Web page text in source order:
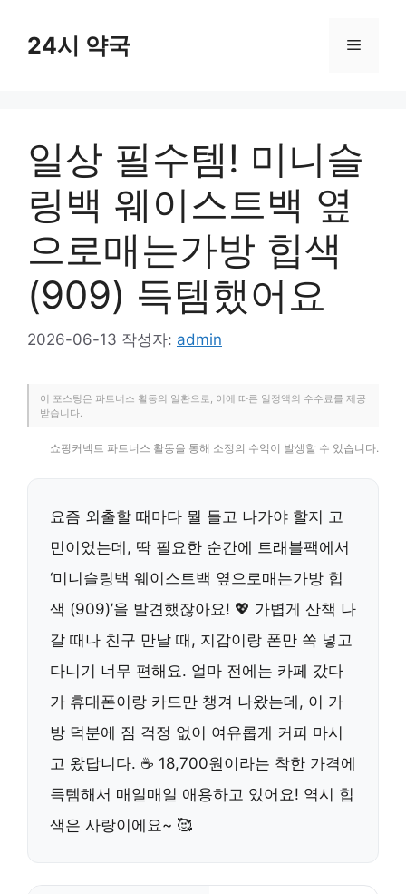
24시 약국 메
일상 필수템! 미니슬
링백 웨이스트백 옆
으로매는가방 힙색
(909) 득템했어요
2026-06-13 작성자: admin
이 포스팅은 파트너스 활동의 일환으로, 이에 따른 일정액의 수수료를 제공
받습니다.
쇼핑커넥트 파트너스 활동을 통해 소정의 수익이 발생할 수 있습니다.
요즘 외출할 때마다 뭘 들고 나가야 할지 고
민이었는데, 딱 필요한 순간에 트래블팩에서
‘미니슬링백 웨이스트백 옆으로매는가방 힙
색 (909)’을 발견했잖아요! 💖 가볍게 산책 나
갈 때나 친구 만날 때, 지갑이랑 폰만 쏙 넣고
다니기 너무 편해요. 얼마 전에는 카페 갔다
가 휴대폰이랑 카드만 챙겨 나왔는데, 이 가
방 덕분에 짐 걱정 없이 여유롭게 커피 마시
고 왔답니다. ☕️ 18,700원이라는 착한 가격에
득템해서 매일매일 애용하고 있어요! 역시 힙
색은 사랑이에요~ 🥰